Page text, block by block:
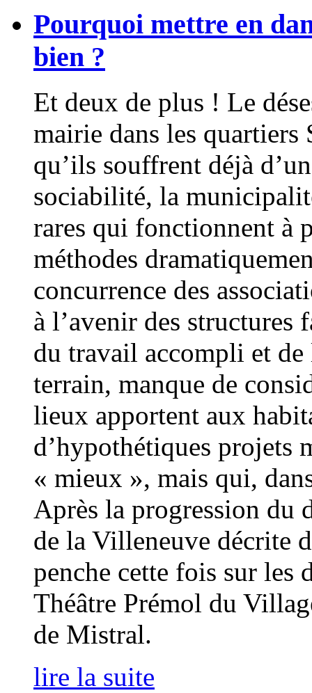
Pourquoi mettre en
bien ?
Et deux de plus ! Le
mairie dans les
qu’ils souffrent déjà
sociabilité, la
rares qui fonctionnent à
méthodes
concurrence des
à l’avenir des structures
du travail accompli et de
terrain, manque de
lieux apportent aux
d’hypothétiques projets
« mieux », mais qui,
Après la progression du
de la Villeneuve décrite
penche cette fois sur les
Théâtre Prémol du
de Mistral.
lire la suite